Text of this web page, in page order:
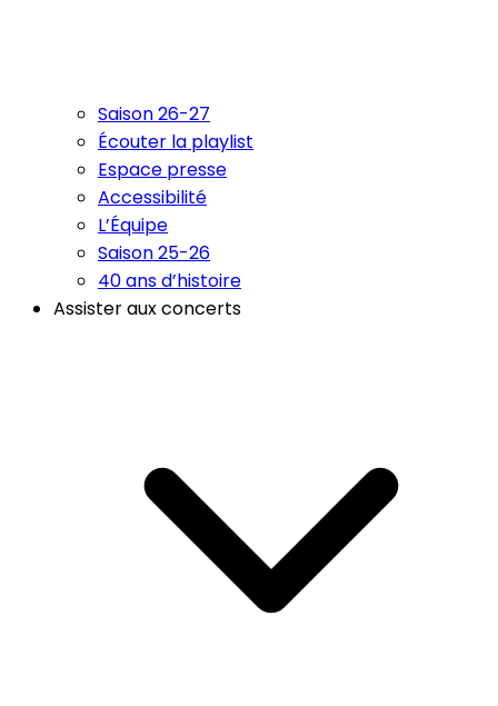
Saison 26-27
Écouter la playlist
Espace presse
Accessibilité
L’Équipe
Saison 25-26
40 ans d’histoire
Assister aux concerts